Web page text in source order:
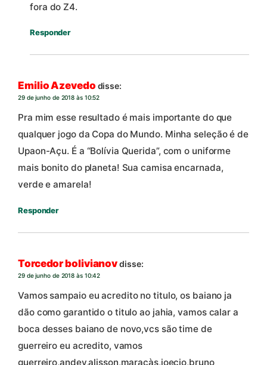
fora do Z4.
Responder
Emilio Azevedo disse:
29 de junho de 2018 às 10:52
Pra mim esse resultado é mais importante do que
qualquer jogo da Copa do Mundo. Minha seleção é de
Upaon-Açu. É a “Bolívia Querida”, com o uniforme
mais bonito do planeta! Sua camisa encarnada,
verde e amarela!
Responder
Torcedor bolivianovdisse:
29 de junho de 2018 às 10:42
Vamos sampaio eu acredito no titulo, os baiano ja
dão como garantido o titulo ao jahia, vamos calar a
boca desses baiano de novo,vcs são time de
guerreiro eu acredito, vamos
guerreiro,andey,alisson,maracàs,joecio,bruno